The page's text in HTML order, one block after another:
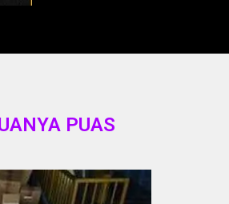
PUAS